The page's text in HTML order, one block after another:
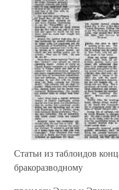
Статьи из таблоидов
бракоразводному